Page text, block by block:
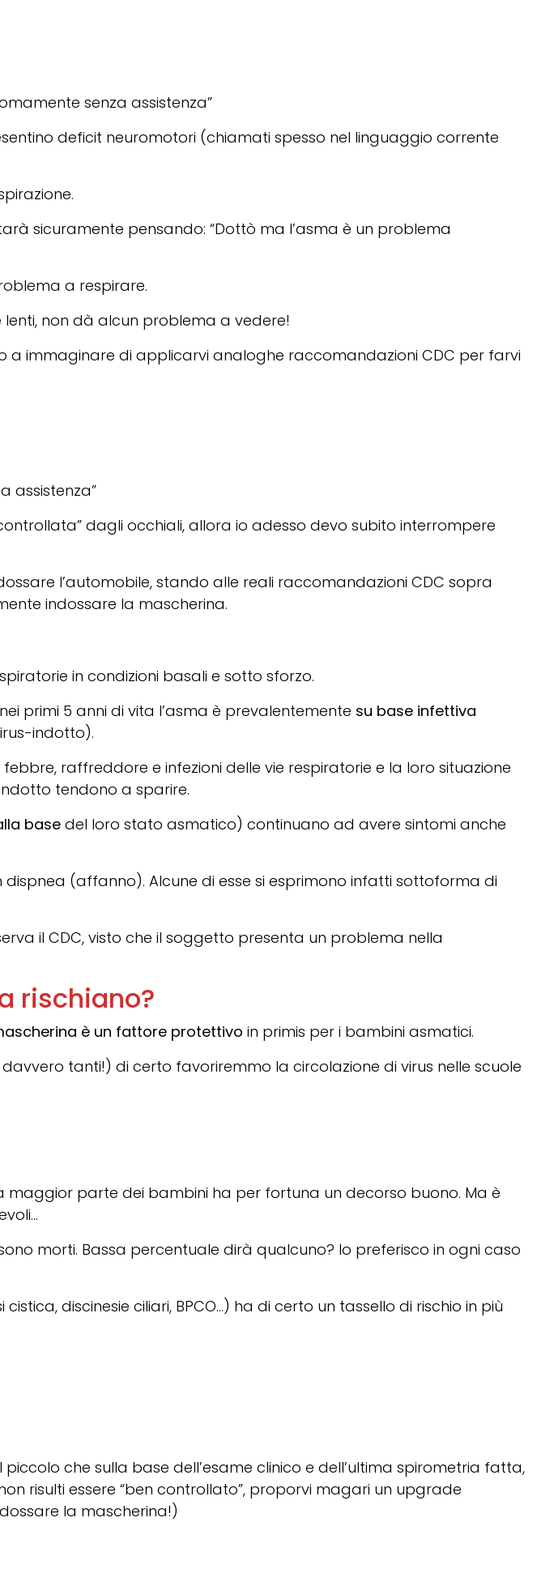
senza assistenza”
deficit neuromotori (chiamati spesso nel linguaggio corrente
sicuramente pensando: “Dottò ma l’asma è un problema
a respirare.
non dà alcun problema a vedere!
a immaginare di applicarvi analoghe raccomandazioni CDC per farvi
assistenza”
dagli occhiali, allora io adesso devo subito interrompere
l’automobile, stando alle reali raccomandazioni CDC sopra
indossare la mascherina.
in condizioni basali e sotto sforzo.
primi 5 anni di vita l’asma è prevalentemente su base infettiva
indotto).
raffreddore e infezioni delle vie respiratorie e la loro situazione
tendono a sparire.
base del loro stato asmatico) continuano ad avere sintomi anche
dispnea (affanno). Alcune di esse si esprimono infatti sottoforma di
il CDC, visto che il soggetto presenta un problema nella
rischiano?
è un fattore protettivo in primis per i bambini asmatici.
tanti!) di certo favoriremmo la circolazione di virus nelle scuole
parte dei bambini ha per fortuna un decorso buono. Ma è
morti. Bassa percentuale dirà qualcuno? Io preferisco in ogni caso
discinesie ciliari, BPCO…) ha di certo un tassello di rischio in più
che sulla base dell’esame clinico e dell’ultima spirometria fatta,
risulti essere “ben controllato”, proporvi magari un upgrade
la mascherina!)